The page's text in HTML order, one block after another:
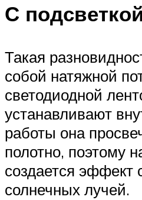
С
Такая
собой натяжной
светодиодной
устанавливают
работы она
полотно, поэтому
создается эффект
солнечных лучей.